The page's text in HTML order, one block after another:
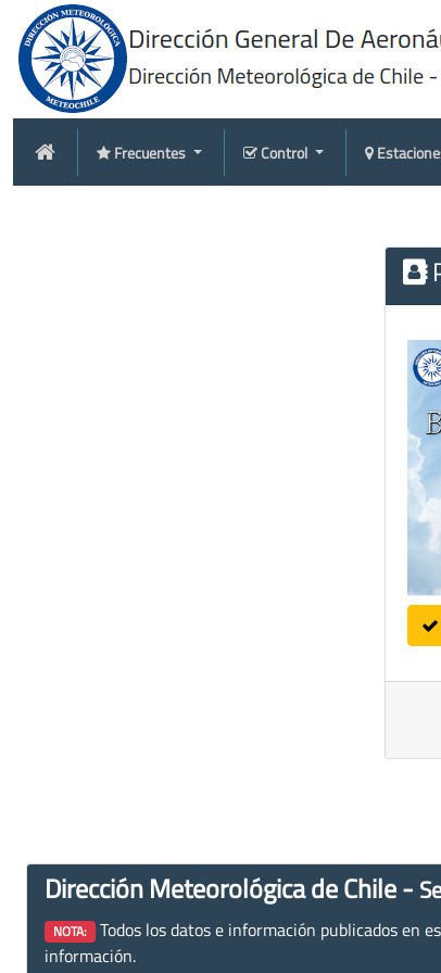
Frecuentes Control
Dirección Meteorológica de Chile -
NOTA: Todos los datos e información publicados en
información.